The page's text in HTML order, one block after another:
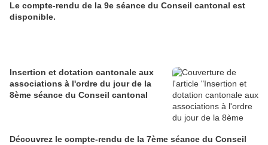
Le compte-rendu de la 9e séance du Conseil cantonal est
disponible.
Insertion et dotation cantonale aux
associations à l'ordre du jour de la
8ème séance du Conseil cantonal
Découvrez le compte-rendu de la 7ème séance du Conseil